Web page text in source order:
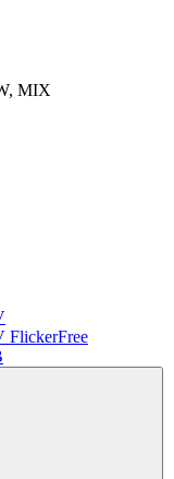
MIX
FlickerFree